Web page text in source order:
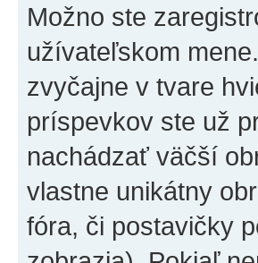
Možno ste
užívateľskom
zvyčajne v tvare
príspevkov ste už
nachádzať väčší
vlastne unikátny
fóra, či postavičky